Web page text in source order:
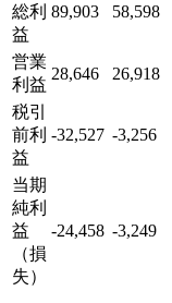
総利
益
89,903 58,598
営業
利益
28,646 26,918
税引
前利
益
-32,527 -3,256
当期
純利
益
（損
失）
-24,458 -3,249